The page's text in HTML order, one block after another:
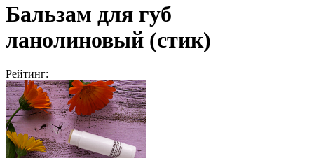
Бальзам для губ
ланолиновый (стик)
Рейтинг: